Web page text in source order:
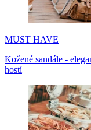
MUST HAVE
Kožené sandále -
hostí